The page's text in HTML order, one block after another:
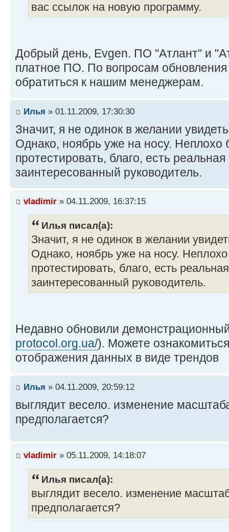
вас ссылок на новую программу.
Добрый день, Evgen. ПО "Атлант" и
платное ПО. По вопросам
обратиться к нашим менеджерам.
Илья » 01.11.2009, 17:30:30
Значит, я не одинок в желании
Однако, ноябрь уже на носу. Неплохо
протестировать, благо, есть
заинтересованный руководитель.
vladimir » 04.11.2009, 16:37:15
Илья писал(а):
Значит, я не одинок в желании
Однако, ноябрь уже на носу.
протестировать, благо, есть
заинтересованный руководитель.
Недавно обновили
protocol.org.ua/). Можете
отображения данных в виде трендов
Илья » 04.11.2009, 20:59:12
выглядит весело. изменение
предполагается?
vladimir » 05.11.2009, 14:18:07
Илья писал(а):
выглядит весело. изменение
предполагается?